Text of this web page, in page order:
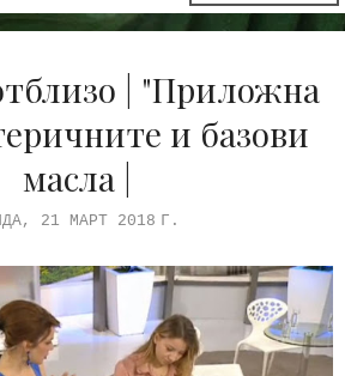
| "Приложна
и базови
масла |
21 МАРТ 2018 Г.